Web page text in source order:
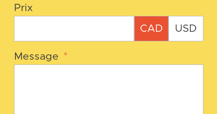
Prix
CAD USD
Message *